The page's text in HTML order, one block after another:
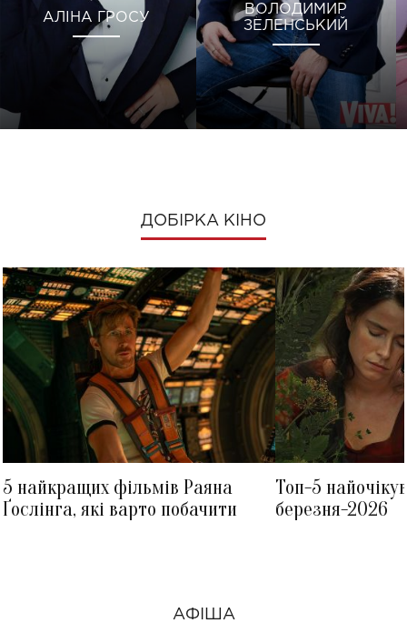
АЛІНА ГРОСУ
ВОЛОДИМИР
ЗЕЛЕНСЬКИЙ
ДОБІРКА КІНО
5 найкращих фільмів Раяна
Ґослінга, які варто побачити
Топ-5
березня-2026
АФІША